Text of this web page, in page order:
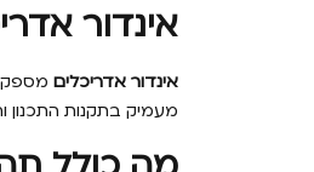
אינדור
אינדור אדריכלים
מעמיק בתקנות התכנון